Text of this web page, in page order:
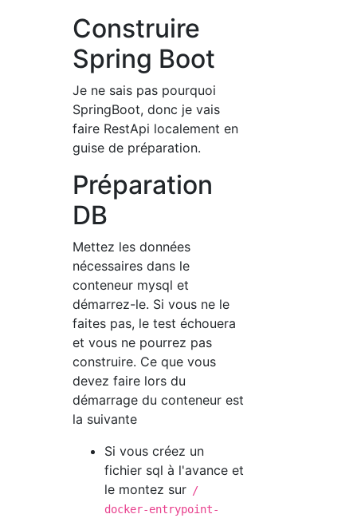
Construire
Spring Boot
Je ne sais pas pourquoi
SpringBoot, donc je vais
faire RestApi localement en
guise de préparation.
Préparation
DB
Mettez les données
nécessaires dans le
conteneur mysql et
démarrez-le. Si vous ne le
faites pas, le test échouera
et vous ne pourrez pas
construire. Ce que vous
devez faire lors du
démarrage du conteneur est
la suivante
Si vous créez un
fichier sql à l'avance et
le montez sur /
docker-entrypoint-